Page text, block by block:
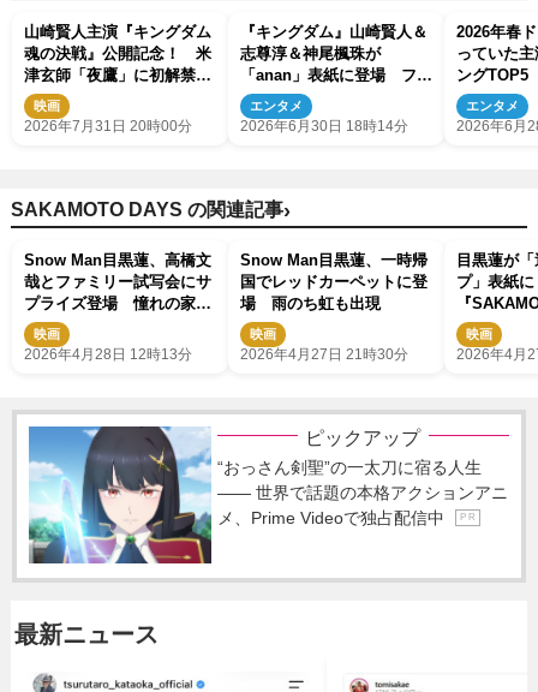
山崎賢人主演『キングダム
魂の決戦』公開記念！ 米
津玄師「夜鷹」に初解禁の
本編映像を使用したPV到
着
映画
2026年7月31日 20時00分
『キングダム』山崎賢人＆
志尊淳＆神尾楓珠が
「anan」表紙に登場 フォ
ーマルな装い
エンタメ
2026年6月30日 18時14分
2026年春
っていた
ングTOP5
エンタメ
2026年6月
SAKAMOTO DAYS の関連記事›
Snow Man目黒蓮、高橋文
哉とファミリー試写会にサ
プライズ登場 憧れの家族
像を告白
映画
2026年4月28日 12時13分
Snow Man目黒蓮、一時帰
国でレッドカーペットに登
場 雨のち虹も出現
映画
2026年4月27日 21時30分
目黒蓮が
プ」表紙
『
作者・鈴
し“坂本”も
映画
2026年4月
ピックアップ
“おっさん剣聖”の一太刀に宿る人生
―― 世界で話題の本格アクションアニ
メ、Prime Videoで独占配信中
P R
最新ニュース